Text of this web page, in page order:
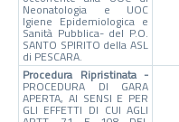
Neonatologia e UOC
Igiene Epidemiologica e
Sanità Pubblica- del P.O.
SANTO SPIRITO della ASL
di PESCARA.
Procedura Ripristinata -
PROCEDURA DI GARA
APERTA, AI SENSI E PER
GLI EFFETTI DI CUI AGLI